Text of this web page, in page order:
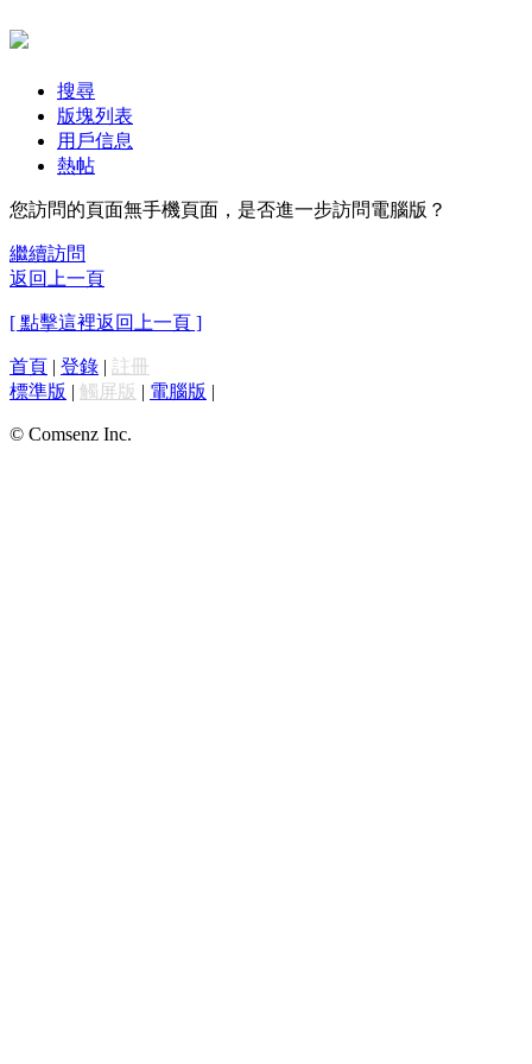
搜尋
版塊列表
用戶信息
熱帖
您訪問的頁面無手機頁面，是否進一步訪問電腦版？
繼續訪問
返回上一頁
[ 點擊這裡返回上一頁 ]
首頁 | 登錄 | 註冊
標準版 | 觸屏版 | 電腦版 |
© Comsenz Inc.